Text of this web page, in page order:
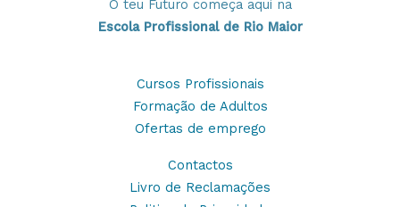
O teu Futuro começa aqui na
Escola Profissional de Rio Maior
Cursos Profissionais
Formação de Adultos
Ofertas de emprego
Contactos
Livro de Reclamações